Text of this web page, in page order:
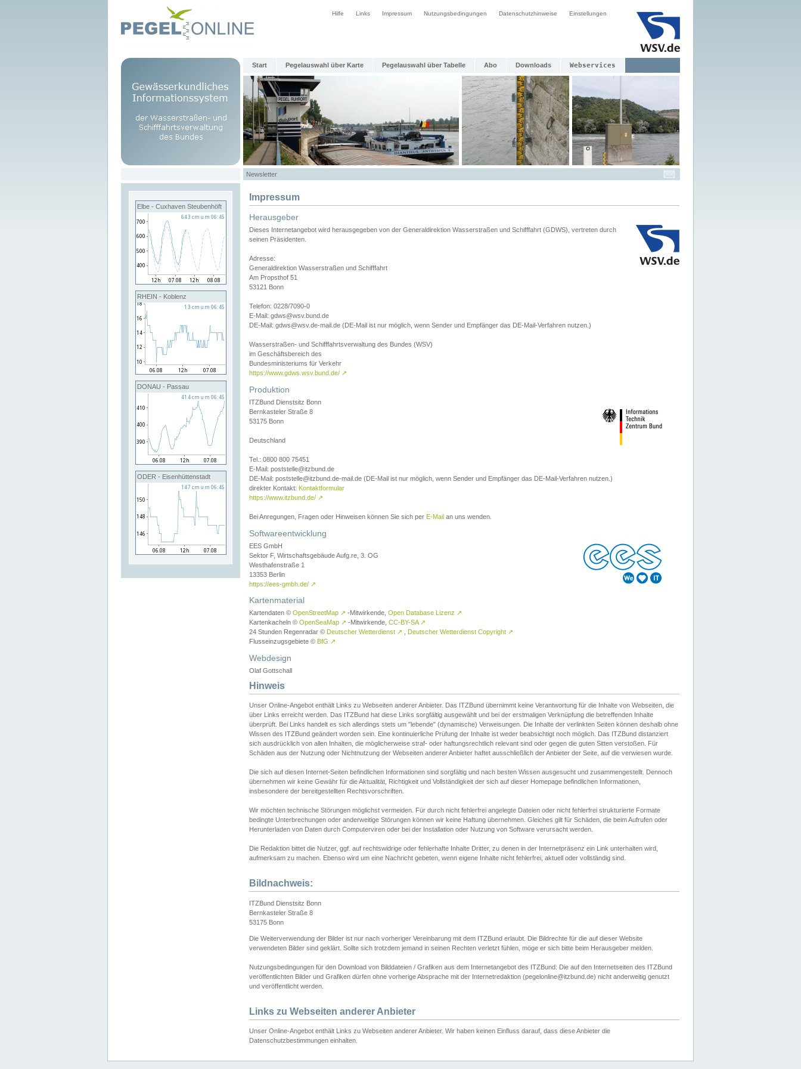
Hilfe Links Impressum Nutzungsbedingungen Datenschutzhinweise Einstellungen
Start Pegelauswahl über Karte Pegelauswahl über Tabelle Abo Downloads Webservices
Newsletter
Elbe - Cuxhaven Steubenhöft
RHEIN - Koblenz
DONAU - Passau
ODER - Eisenhüttenstadt
Impressum
Herausgeber
Dieses Internetangebot wird herausgegeben von der Generaldirektion Wasserstraßen und Schifffahrt (GDWS), vertreten durch
seinen Präsidenten.
Adresse:
Generaldirektion Wasserstraßen und Schifffahrt
Am Propsthof 51
53121 Bonn
Telefon: 0228/7090-0
E-Mail: gdws@wsv.bund.de
DE-Mail: gdws@wsv.de-mail.de (DE-Mail ist nur möglich, wenn Sender und Empfänger das DE-Mail-Verfahren nutzen.)
Wasserstraßen- und Schifffahrtsverwaltung des Bundes (WSV)
im Geschäftsbereich des
Bundesministeriums für Verkehr
https://www.gdws.wsv.bund.de/ ↗
Produktion
ITZBund Dienstsitz Bonn
Bernkasteler Straße 8
53175 Bonn
Deutschland
Tel.: 0800 800 75451
E-Mail: poststelle@itzbund.de
DE-Mail: poststelle@itzbund.de-mail.de (DE-Mail ist nur möglich, wenn Sender und Empfänger das DE-Mail-Verfahren nutzen.)
direkter Kontakt: Kontaktformular
https://www.itzbund.de/ ↗
Bei Anregungen, Fragen oder Hinweisen können Sie sich per E-Mail an uns wenden.
Softwareentwicklung
EES GmbH
Sektor F, Wirtschaftsgebäude Aufg.re, 3. OG
Westhafenstraße 1
13353 Berlin
https://ees-gmbh.de/ ↗
Kartenmaterial
Kartendaten © OpenStreetMap ↗ -Mitwirkende, Open Database Lizenz ↗
Kartenkacheln © OpenSeaMap ↗ -Mitwirkende, CC-BY-SA ↗
24 Stunden Regenradar © Deutscher Wetterdienst ↗ Deutscher Wetterdienst Copyright ↗
Flusseinzugsgebiete © BfG ↗
Webdesign
Olaf Gottschall
Hinweis
Unser Online-Angebot enthält Links zu Webseiten anderer Anbieter. Das ITZBund übernimmt keine Verantwortung für die Inhalte von Webseiten, die
über Links erreicht werden. Das ITZBund hat diese Links sorgfältig ausgewählt und bei der erstmaligen Verknüpfung die betreffenden Inhalte
überprüft. Bei Links handelt es sich allerdings stets um "lebende" (dynamische) Verweisungen. Die Inhalte der verlinkten Seiten können deshalb ohne
Wissen des ITZBund geändert worden sein. Eine kontinuierliche Prüfung der Inhalte ist weder beabsichtigt noch möglich. Das ITZBund distanziert
sich ausdrücklich von allen Inhalten, die möglicherweise straf- oder haftungsrechtlich relevant sind oder gegen die guten Sitten verstoßen. Für
Schäden aus der Nutzung oder Nichtnutzung der Webseiten anderer Anbieter haftet ausschließlich der Anbieter der Seite, auf die verwiesen wurde.
Die sich auf diesen Internet-Seiten befindlichen Informationen sind sorgfältig und nach besten Wissen ausgesucht und zusammengestellt. Dennoch
übernehmen wir keine Gewähr für die Aktualität, Richtigkeit und Vollständigkeit der sich auf dieser Homepage befindlichen Informationen,
insbesondere der bereitgestellten Rechtsvorschriften.
Wir möchten technische Störungen möglichst vermeiden. Für durch nicht fehlerfrei angelegte Dateien oder nicht fehlerfrei strukturierte Formate
bedingte Unterbrechungen oder anderweitige Störungen können wir keine Haftung übernehmen. Gleiches gilt für Schäden, die beim Aufrufen oder
Herunterladen von Daten durch Computerviren oder bei der Installation oder Nutzung von Software verursacht werden.
Die Redaktion bittet die Nutzer, ggf. auf rechtswidrige oder fehlerhafte Inhalte Dritter, zu denen in der Internetpräsenz ein Link unterhalten wird,
aufmerksam zu machen. Ebenso wird um eine Nachricht gebeten, wenn eigene Inhalte nicht fehlerfrei, aktuell oder vollständig sind.
Bildnachweis:
ITZBund Dienstsitz Bonn
Bernkasteler Straße 8
53175 Bonn
Die Weiterverwendung der Bilder ist nur nach vorheriger Vereinbarung mit dem ITZBund erlaubt. Die Bildrechte für die auf dieser Website
verwendeten Bilder sind geklärt. Sollte sich trotzdem jemand in seinen Rechten verletzt fühlen, möge er sich bitte beim Herausgeber melden.
Nutzungsbedingungen für den Download von Bilddateien / Grafiken aus dem Internetangebot des ITZBund: Die auf den Internetseiten des ITZBund
veröffentlichten Bilder und Grafiken dürfen ohne vorherige Absprache mit der Internetredaktion (pegelonline@itzbund.de) nicht anderweitig genutzt
und veröffentlicht werden.
Links zu Webseiten anderer Anbieter
Unser Online-Angebot enthält Links zu Webseiten anderer Anbieter. Wir haben keinen Einfluss darauf, dass diese Anbieter die
Datenschutzbestimmungen einhalten.